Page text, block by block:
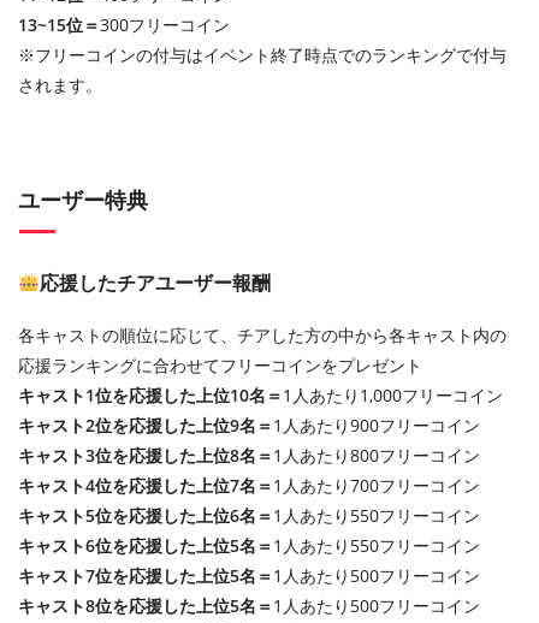
13~15位＝300フリーコイン
※フリーコインの付与はイベント終了時点でのランキングで付与
されます。
ユーザー特典
応援したチアユーザー報酬
各キャストの順位に応じて、チアした方の中から各キャスト内の
応援ランキングに合わせてフリーコインをプレゼント
キャスト1位を応援した上位10名＝1人あたり1,000フリーコイン
キャスト2位を応援した上位9名＝1人あたり900フリーコイン
キャスト3位を応援した上位8名＝1人あたり800フリーコイン
キャスト4位を応援した上位7名＝1人あたり700フリーコイン
キャスト5位を応援した上位6名＝1人あたり550フリーコイン
キャスト6位を応援した上位5名＝1人あたり550フリーコイン
キャスト7位を応援した上位5名＝1人あたり500フリーコイン
キャスト8位を応援した上位5名＝1人あたり500フリーコイン